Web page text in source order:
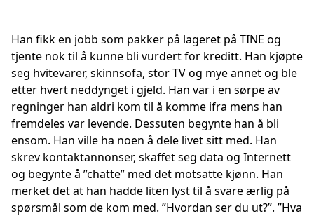
Han fikk en jobb som pakker på lageret på TINE og
tjente nok til å kunne bli vurdert for kreditt. Han kjøpte
seg hvitevarer, skinnsofa, stor TV og mye annet og ble
etter hvert neddynget i gjeld. Han var i en sørpe av
regninger han aldri kom til å komme ifra mens han
fremdeles var levende. Dessuten begynte han å bli
ensom. Han ville ha noen å dele livet sitt med. Han
skrev kontaktannonser, skaffet seg data og Internett
og begynte å ”chatte” med det motsatte kjønn. Han
merket det at han hadde liten lyst til å svare ærlig på
spørsmål som de kom med. ”Hvordan ser du ut?”. ”Hva